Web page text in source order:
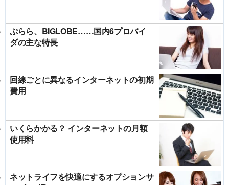
ぷらら、BIGLOBE……国内6プロバイ
ダの主な特長
回線ごとに異なるインターネットの初期
費用
いくらかかる？ インターネットの月額
使用料
ネットライフを快適にするオプションサ